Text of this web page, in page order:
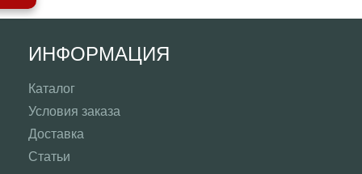
ИНФОРМАЦИЯ
Каталог
Условия заказа
Доставка
Статьи